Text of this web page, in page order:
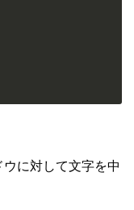
に対して文字を中